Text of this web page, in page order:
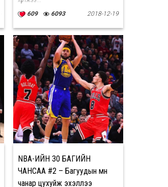
609
6093 2018-12-19
NBA-ИЙН 30 БАГИЙН
ЧАНСАА #2 – Багуудын мөн
чанар цухуйж эхэллээ